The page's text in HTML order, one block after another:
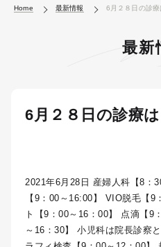
Home 最新情報 6月２８日の診療
最新
6月２８日の診療は
2021年6月28日 産婦人科【8：
【9：00～16:00】 VIO脱毛【
ト【9：00～16：00】 点滴【9
～16：30】 小児科は院長診察